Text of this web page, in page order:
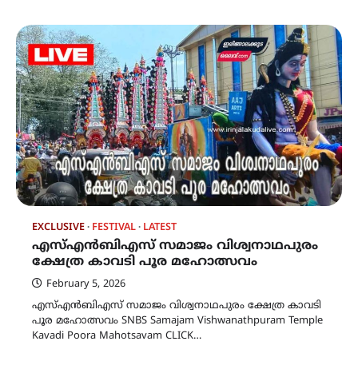
EXCLUSIVE FESTIVAL LATEST
എസ്എൻബിഎസ് സമാജം വിശ്വനാഥപുരം
ക്ഷേത്ര കാവടി പൂര മഹോത്സവം
February 5, 2026
എസ്എൻബിഎസ് സമാജം വിശ്വനാഥപുരം ക്ഷേത്ര കാവടി
പൂര മഹോത്സവം SNBS Samajam Vishwanathpuram Temple
Kavadi Poora Mahotsavam CLICK…